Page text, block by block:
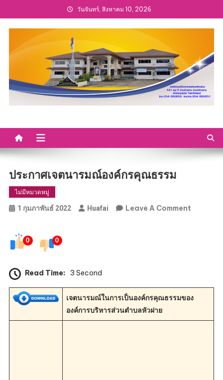
to
content
วันจันทร์, สิงหาคม 10, 2026
ประกาศเจตนารมณ์องค์กรคุณธรรม
ไม่มีหมวดหมู่
1 กุมภาพันธ์ 2022 Huafai Leave A CommentOn
0 0
Read Time: 3 Second
เจตนารมณ์ในการเป็นองค์กรคุณธรรมของ
องค์การบริหารส่วนตำบลหัวฝาย